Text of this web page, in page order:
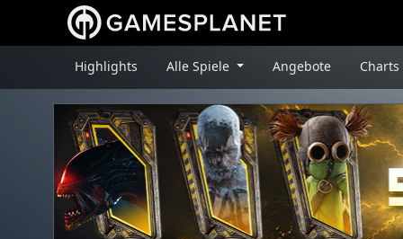
Highlights Alle Spiele Angebote Charts